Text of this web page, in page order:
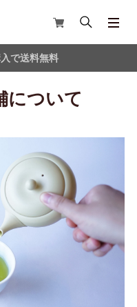
で送料無料
について